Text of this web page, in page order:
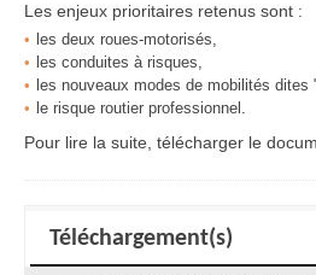
Les enjeux prioritaires retenus sont :
les deux roues-motorisés,
les conduites à risques,
les nouveaux modes de mobilités dites
le risque routier professionnel.
Pour lire la suite, télécharger le
Téléchargement(s)